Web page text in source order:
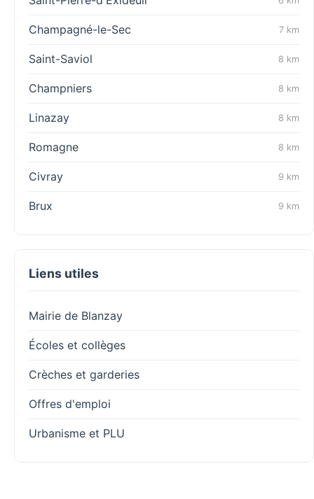
Champagné-le-Sec 7 km
Saint-Saviol 8 km
Champniers 8 km
Linazay 8 km
Romagne 8 km
Civray 9 km
Brux 9 km
Liens utiles
Mairie de Blanzay
Écoles et collèges
Crèches et garderies
Offres d'emploi
Urbanisme et PLU